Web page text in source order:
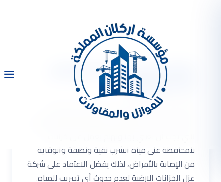
شركة عزل خزانات بالرياض
0533334179
شركة عزل الخزانات الارضية شركة عزل الخزانات
الارضية الخزانات الأرضية من الأمور الهامة والضرورية
للمحافظة على مياه الشرب نقية ونظيفة والوقاية
من الإصابة بالأمراض، لذلك يفضل الاعتماد على شركة
عزل الخزانات الارضية لعدم حدوث أي تسريب للمياه،